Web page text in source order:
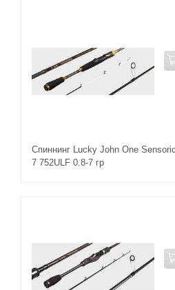
Спиннинг Lucky John One
7 752ULF 0.8-7 гр